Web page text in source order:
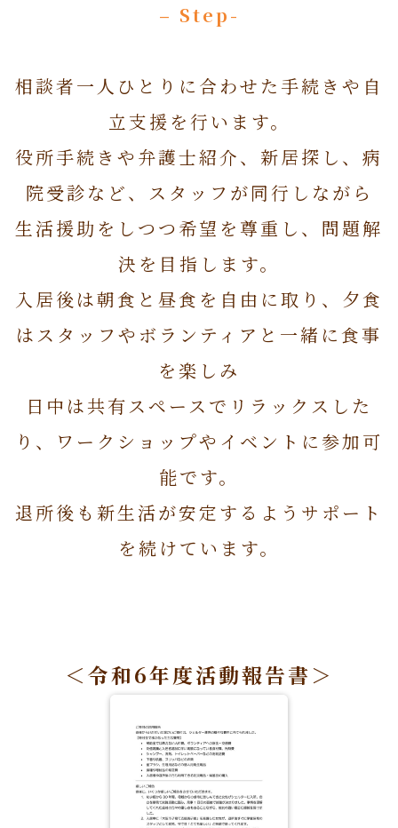
– Step-
相談者一人ひとりに合わせた手続きや自
立支援を行います。
役所手続きや弁護士紹介、新居探し、病
院受診など、スタッフが同行しながら
生活援助をしつつ希望を尊重し、問題解
決を目指します。
入居後は朝食と昼食を自由に取り、夕食
はスタッフやボランティアと一緒に食事
を楽しみ
日中は共有スペースでリラックスした
り、ワークショップやイベントに参加可
能です。
退所後も新生活が安定するようサポート
を続けています。
＜令和6年度活動報告書＞